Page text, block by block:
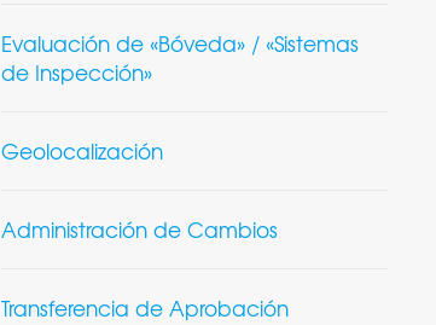
Evaluación de «Bóveda» / «Sistemas
de Inspección»
Geolocalización
Administración de Cambios
Transferencia de Aprobación